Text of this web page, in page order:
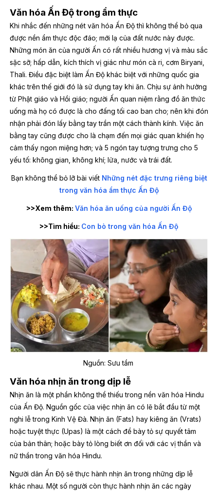
Văn hóa Ấn Độ trong ẩm thực
Khi nhắc đến những nét văn hóa Ấn Độ thì không thể bỏ qua
được nền ẩm thực độc đáo; mới lạ của đất nước này được.
Những món ăn của người Ấn có rất nhiều hương vị và màu sắc
sặc sỡ; hấp dẫn, kích thích vị giác như món cà ri, cơm Biryani,
Thali. Điều đặc biệt làm Ấn Độ khác biệt với những quốc gia
khác trên thế giới đó là sử dụng tay khi ăn. Chịu sự ảnh hưởng
từ Phật giáo và Hồi giáo; người Ấn quan niệm rằng đồ ăn thức
uống mà họ có được là cho đấng tối cao ban cho; nên khi đón
nhận phải đón lấy bằng tay trần một cách thành kính. Việc ăn
bằng tay cũng được cho là chạm đến mọi giác quan khiến họ
cảm thấy ngon miệng hơn; và 5 ngón tay tượng trưng cho 5
yếu tố: không gian, không khí; lửa, nước và trái đất.
Bạn không thể bỏ lỡ bài viết Những nét đặc trưng riêng biệt
trong văn hóa ẩm thực Ấn Độ
>>Xem thêm: Văn hóa ăn uống của người Ấn Độ
>>Tìm hiểu: Con bò trong văn hóa Ấn Độ
Nguồn: Sưu tầm
Văn hóa nhịn ăn trong dịp lễ
Nhịn ăn là một phần không thể thiếu trong nền văn hóa Hindu
của Ấn Độ. Nguồn gốc của việc nhịn ăn có lẽ bắt đầu từ một
nghi lễ trong Kinh Vệ Đà. Nhịn ăn (Fats) hay kiêng ăn (Vrats)
hoặc tuyệt thực (Upas) là một cách để bày tỏ sự quyết tâm
của bản thân; hoặc bày tỏ lòng biết ơn đối với các vị thần và
nữ thần trong văn hóa Hindu.
Người dân Ấn Độ sẽ thực hành nhịn ăn trong những dịp lễ
khác nhau. Một số người còn thực hành nhịn ăn các ngày